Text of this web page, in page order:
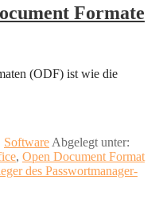
Formate
(ODF) ist wie die
Software Abgelegt unter:
, Open Document Format